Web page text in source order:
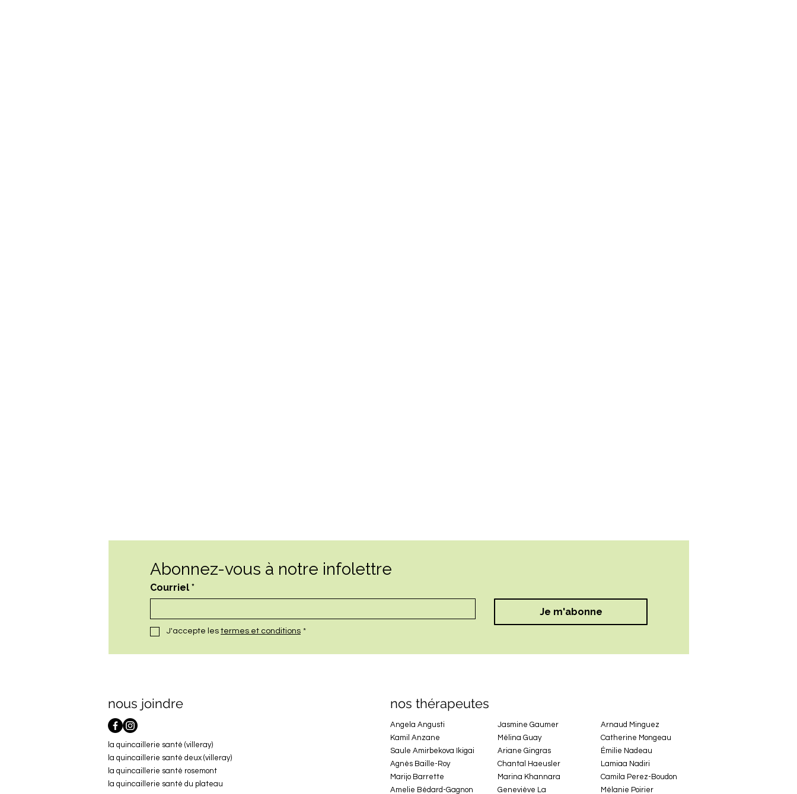
Abonnez-vous à notre infolettre
Courriel *
Je m'abonne
J'accepte les termes et conditions *
nous joindre
la quincaillerie santé (villeray)
la quincaillerie santé deux (villeray)
la quincaillerie santé rosemont
la quincaillerie santé du plateau
nos thérapeutes
Angela Angusti
Kamil Anzane
Saule Amirbekova Ikigai
Agnès Baille-Roy
Marijo Barrette
Amelie Bédard-Gagnon
Jasmine Gaumer
Mélina Guay
Ariane Gingras
Chantal Haeusler
Marina Khannara
Geneviève La
Arnaud Minguez
Catherine Mongeau
Émilie Nadeau
Lamiaa Nadiri
Camila Perez-Boudon
Mélanie Poirier